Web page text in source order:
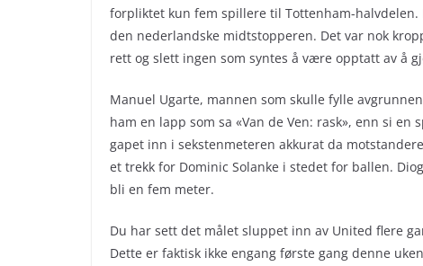
forpliktet kun fem spillere til Tottenham-
den nederlandske midtstopperen. Det var nok
rett og slett ingen som syntes å være opptatt av å
Manuel Ugarte, mannen som skulle fylle
ham en lapp som sa «Van de Ven: rask», enn si
gapet inn i sekstenmeteren akkurat da
et trekk for Dominic Solanke i stedet for ballen.
bli en fem meter.
Du har sett det målet sluppet inn av United flere
Dette er faktisk ikke engang første gang denne